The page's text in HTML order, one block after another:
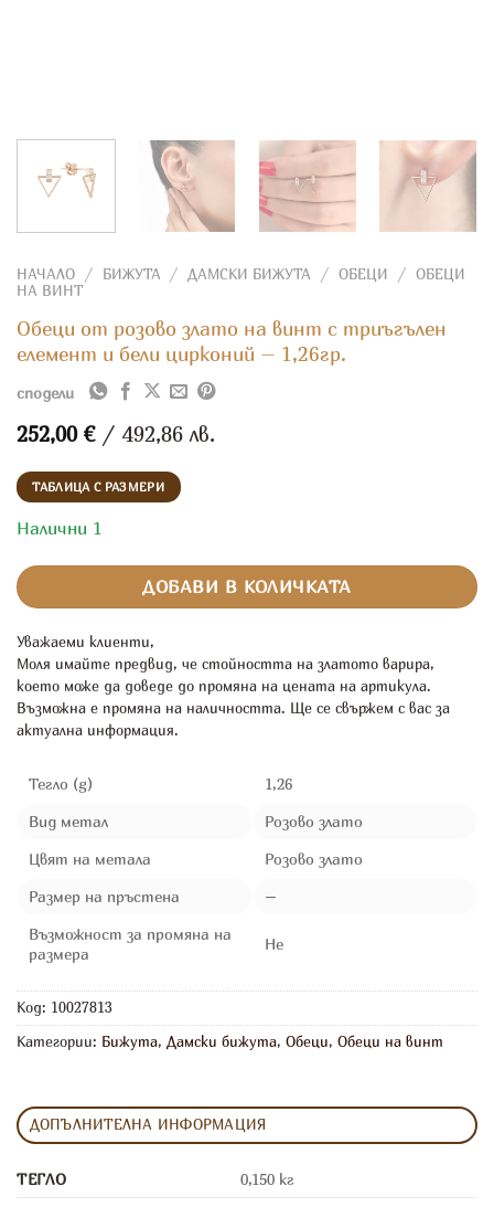
НАЧАЛО / БИЖУТА / ДАМСКИ БИЖУТА / ОБЕЦИ / ОБЕЦИ
НА ВИНТ
Обеци от розово злато на винт с триъгълен
елемент и бели цирконий – 1,26гр.
сподели
252,00 €/ 492,86 лв.
ТАБЛИЦА С РАЗМЕРИ
Налични 1
ДОБАВИ В КОЛИЧКАТА
Уважаеми клиенти,
Моля имайте предвид, че стойността на златото варира,
което може да доведе до промяна на цената на артикула.
Възможна е промяна на наличността. Ще се свържем с вас за
актуална информация.
Тегло (g)
1,26
Вид метал
Розово злато
Цвят на метала
Розово злато
Размер на пръстена
–
Възможност за промяна на
размера
Не
Код: 10027813
Категории: Бижута, Дамски бижута, Обеци, Обеци на винт
ДОПЪЛНИТЕЛНА ИНФОРМАЦИЯ
ТЕГЛО 0,150 кг